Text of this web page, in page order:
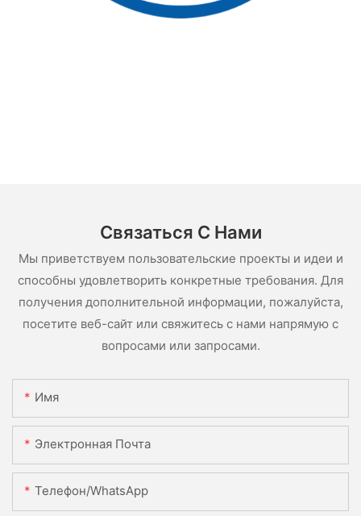
Связаться С Нами
Мы приветствуем пользовательские проекты и идеи и
способны удовлетворить конкретные требования. Для
получения дополнительной информации, пожалуйста,
посетите веб-сайт или свяжитесь с нами напрямую с
вопросами или запросами.
Имя
Электронная Почта
Телефон/WhatsApp